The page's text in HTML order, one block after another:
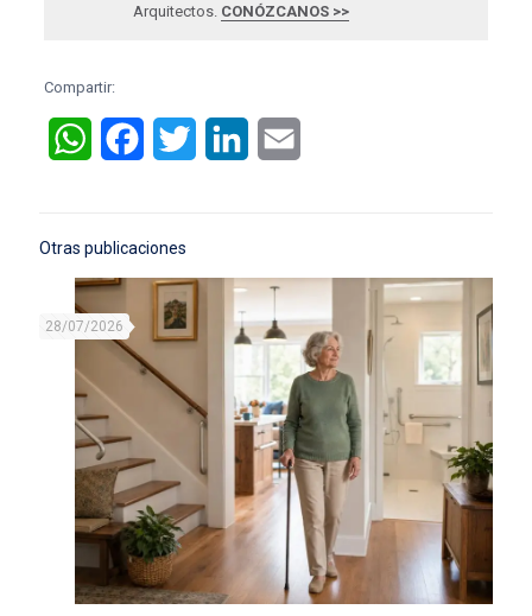
Arquitectos. CONÓZCANOS >>
Compartir:
WhatsAppFacebookTwitter LinkedIn
Otras publicaciones
28/07/2026